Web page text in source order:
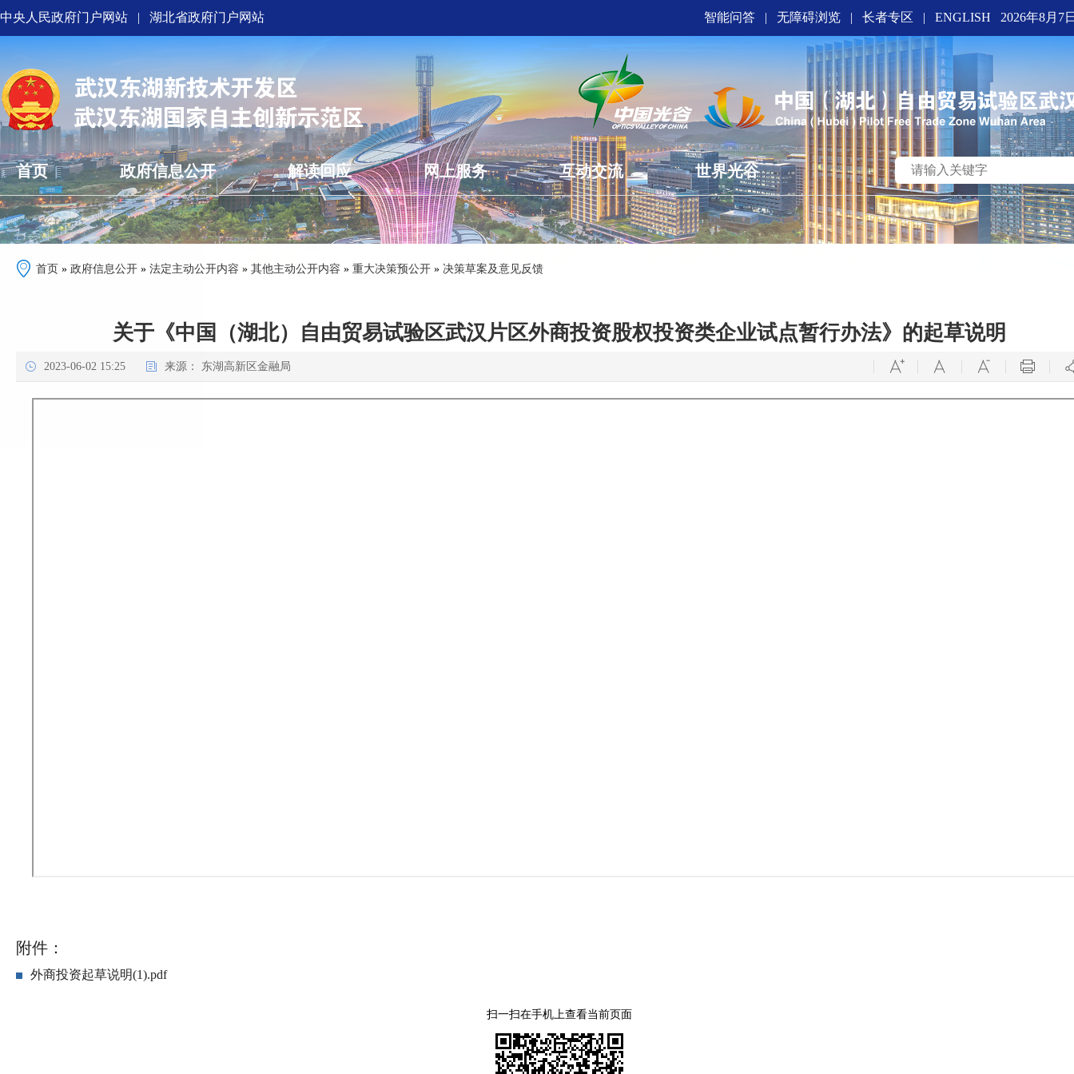
中央人民政府门户网站 | 湖北省政府门户网站 智能问答 | 无障碍浏览 | 长者专区 | ENGLISH 2026年8月7
首页 政府信息公开 解读回应 网上服务 互动交流 世界光谷
首页 » 政府信息公开 » 法定主动公开内容 » 其他主动公开内容 » 重大决策预公开 » 决策草案及意见反馈
关于《中国（湖北）自由贸易试验区武汉片区外商投资股权投资类企业试点暂行办法》的起草说明
2023-06-02 15:25 来源： 东湖高新区金融局
附件：
外商投资起草说明(1).pdf
扫一扫在手机上查看当前页面